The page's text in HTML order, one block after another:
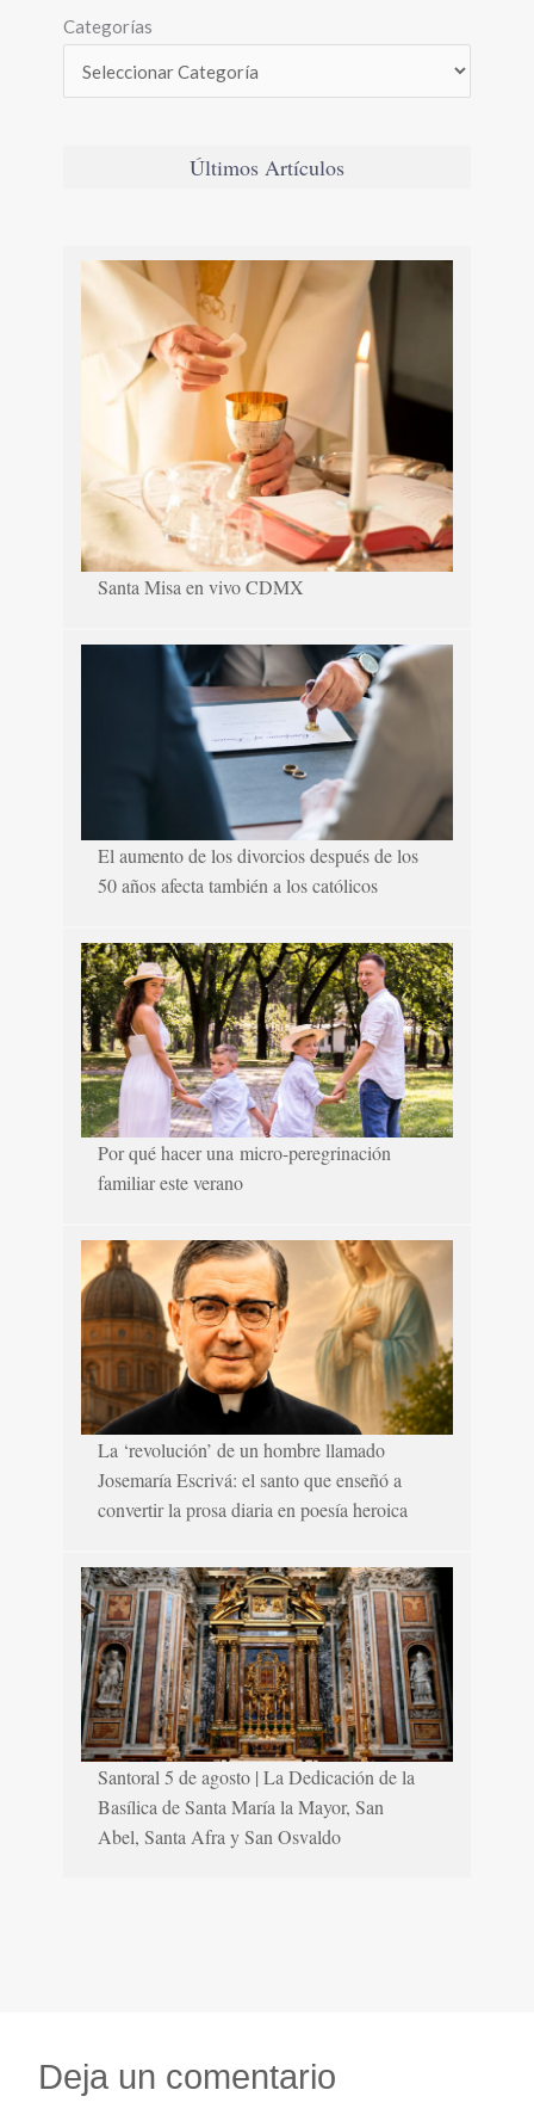
Categorías
Últimos Artículos
Santa Misa en vivo CDMX
El aumento de los divorcios después de los
50 años afecta también a los católicos
Por qué hacer una micro-peregrinación
familiar este verano
La ‘revolución’ de un hombre llamado
Josemaría Escrivá: el santo que enseñó a
convertir la prosa diaria en poesía heroica
Santoral 5 de agosto | La Dedicación de la
Basílica de Santa María la Mayor, San
Abel, Santa Afra y San Osvaldo
Deja un comentario